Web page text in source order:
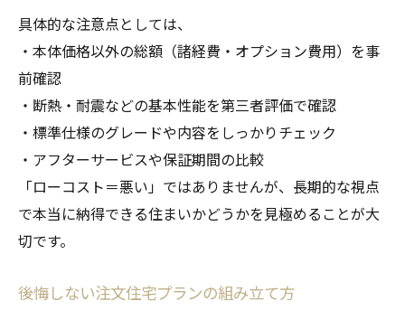
具体的な注意点としては、
・本体価格以外の総額（諸経費・オプション費用）を事
前確認
・断熱・耐震などの基本性能を第三者評価で確認
・標準仕様のグレードや内容をしっかりチェック
・アフターサービスや保証期間の比較
「ローコスト＝悪い」ではありませんが、長期的な視点
で本当に納得できる住まいかどうかを見極めることが大
切です。
後悔しない注文住宅プランの組み立て方